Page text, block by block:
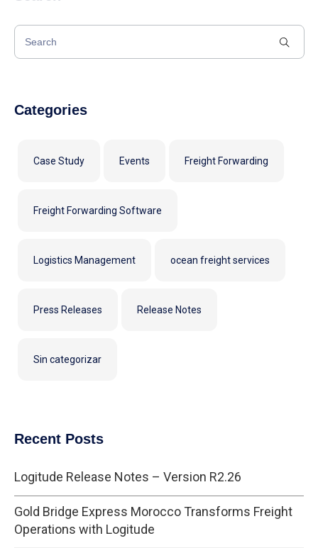
Categories
Case Study Events Freight Forwarding
Freight Forwarding Software
Logistics Management ocean freight services
Press Releases Release Notes
Sin categorizar
Recent Posts
Logitude Release Notes – Version R2.26
Gold Bridge Express Morocco Transforms Freight
Operations with Logitude